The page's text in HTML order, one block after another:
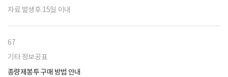
자료 발생후 15일 이내
67
기타 정보공표
종량제봉투 구매 방법 안내